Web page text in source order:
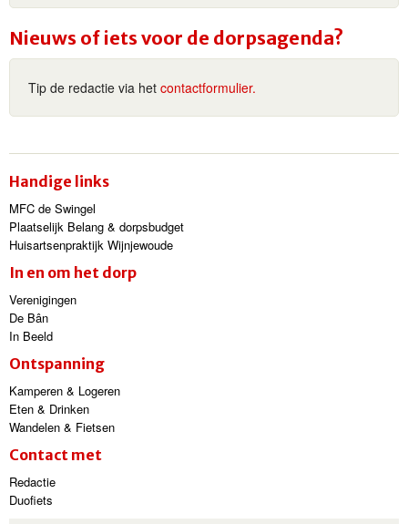
Nieuws of iets voor de dorpsagenda?
Tip de redactie via het contactformulier.
Handige links
MFC de Swingel
Plaatselijk Belang & dorpsbudget
Huisartsenpraktijk Wijnjewoude
In en om het dorp
Verenigingen
De Bân
In Beeld
Ontspanning
Kamperen & Logeren
Eten & Drinken
Wandelen & Fietsen
Contact met
Redactie
Duofiets